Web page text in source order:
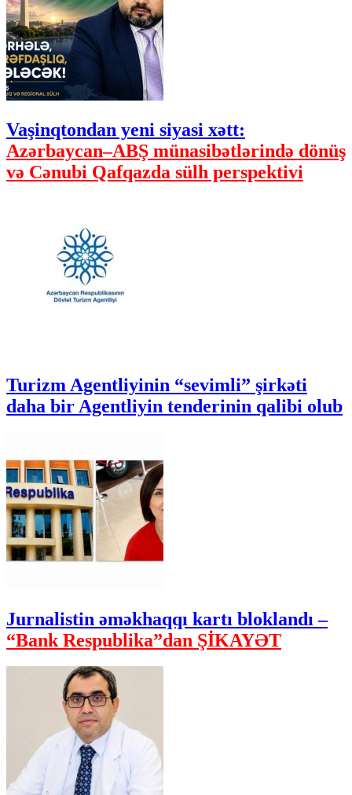
Vaşinqtondan yeni siyasi xətt:
Azərbaycan–ABŞ münasibətlərində dönüş
və Cənubi Qafqazda sülh perspektivi
Turizm Agentliyinin “sevimli” şirkəti
daha bir Agentliyin tenderinin qalibi olub
Jurnalistin əməkhaqqı kartı bloklandı –
“Bank Respublika”dan ŞİKAYƏT